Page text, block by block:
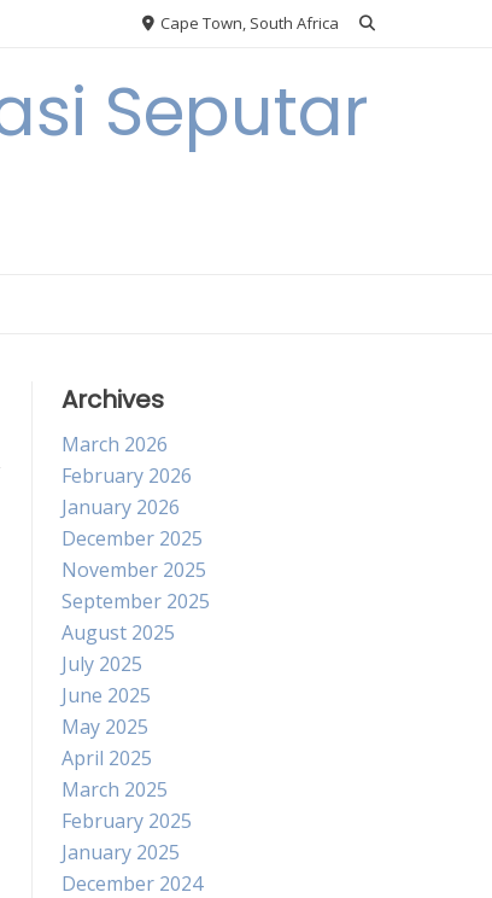
Cape Town, South Africa
Seputar
Archives
March 2026
February 2026
January 2026
December 2025
November 2025
September 2025
August 2025
July 2025
June 2025
May 2025
April 2025
March 2025
February 2025
January 2025
December 2024